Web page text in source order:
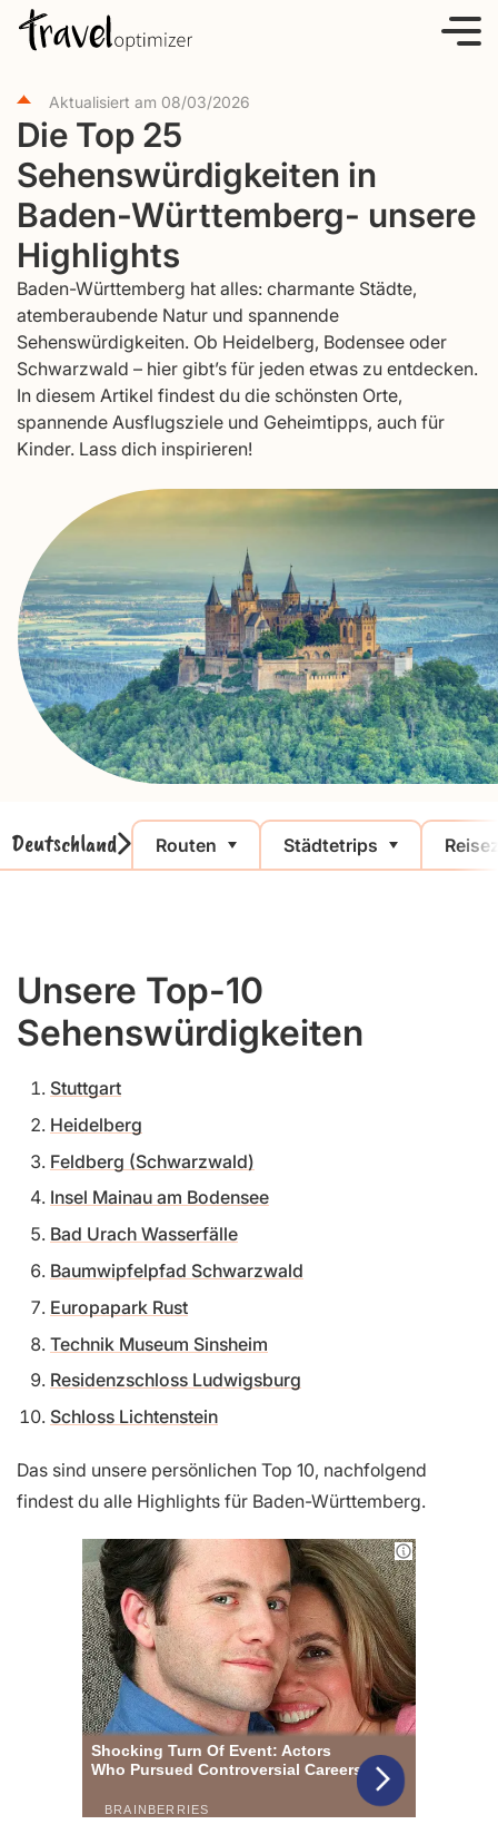
Aktualisiert am 08/03/2026
Die Top 25
Sehenswürdigkeiten in
Baden-Württemberg- unsere
Highlights
Baden-Württemberg hat alles: charmante Städte,
atemberaubende Natur und spannende
Sehenswürdigkeiten. Ob Heidelberg, Bodensee oder
Schwarzwald – hier gibt’s für jeden etwas zu entdecken.
In diesem Artikel findest du die schönsten Orte,
spannende Ausflugsziele und Geheimtipps, auch für
Kinder. Lass dich inspirieren!
Deutschland Routen Städtetrips
Unsere Top-10
Sehenswürdigkeiten
Stuttgart
Heidelberg
Feldberg (Schwarzwald)
Insel Mainau am Bodensee
Bad Urach Wasserfälle
Baumwipfelpfad Schwarzwald
Europapark Rust
Technik Museum Sinsheim
Residenzschloss Ludwigsburg
Schloss Lichtenstein
Das sind unsere persönlichen Top 10, nachfolgend
findest du alle Highlights für Baden-Württemberg.